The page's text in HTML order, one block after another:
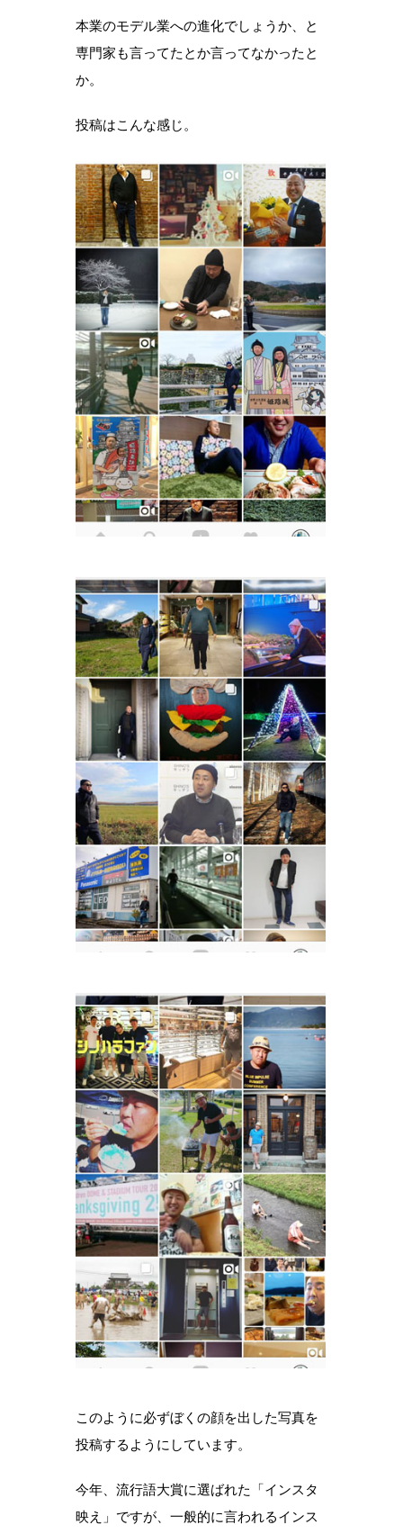
本業のモデル業への進化でしょうか、と
専門家も言ってたとか言ってなかったと
か。
投稿はこんな感じ。
このように必ずぼくの顔を出した写真を
投稿するようにしています。
今年、流行語大賞に選ばれた「インスタ
映え」ですが、一般的に言われるインス